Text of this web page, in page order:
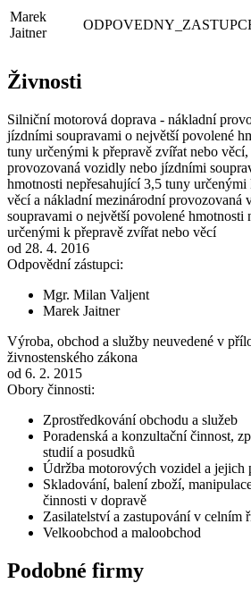
Marek
Jaitner
Živnosti
Silniční motorová doprava - nákladní
jízdními soupravami o největší povolené
tuny určenými k přepravě zvířat nebo
provozovaná vozidly nebo jízdními
hmotnosti nepřesahující 3,5 tuny
věcí a nákladní mezinárodní provozovaná
soupravami o největší povolené hmotnosti
určenými k přepravě zvířat nebo věcí
od 28. 4. 2016
Odpovědní zástupci:
Mgr. Milan Valjent
Marek Jaitner
Výroba, obchod a služby neuvedené v
živnostenského zákona
od 6. 2. 2015
Obory činnosti:
Zprostředkování obchodu a služeb
Poradenská a konzultační činnost,
studií a posudků
Údržba motorových vozidel a jejich
Skladování, balení zboží,
činnosti v dopravě
Zasilatelství a zastupování v celním
Velkoobchod a maloobchod
Podobné firmy